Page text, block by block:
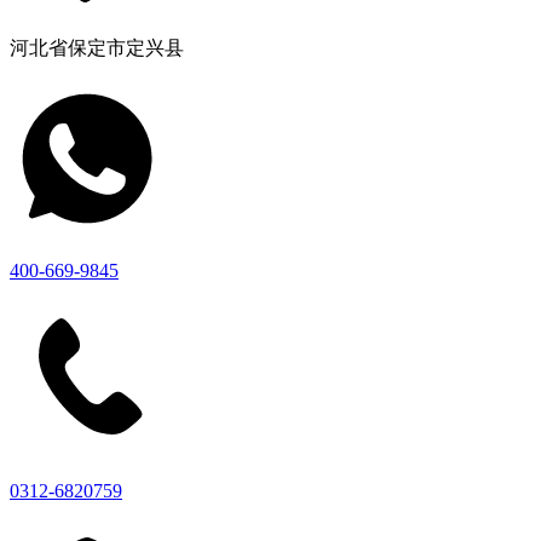
河北省保定市定兴县
400-669-9845
0312-6820759